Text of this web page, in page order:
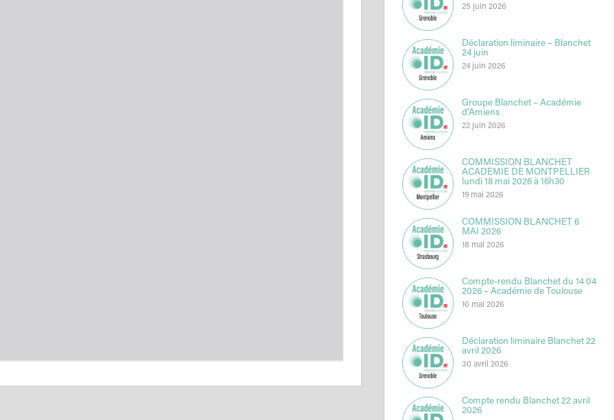
25 juin 2026
Déclaration liminaire – Blanchet
24 juin
24 juin 2026
Groupe Blanchet – Académie
d’Amiens
22 juin 2026
COMMISSION BLANCHET
ACADEMIE DE MONTPELLIER
lundi 18 mai 2026 à 16h30
19 mai 2026
COMMISSION BLANCHET 6
MAI 2026
18 mai 2026
Compte-rendu Blanchet du 14 04
2026 – Académie de Toulouse
10 mai 2026
Déclaration liminaire Blanchet 22
avril 2026
30 avril 2026
Compte rendu Blanchet 22 avril
2026